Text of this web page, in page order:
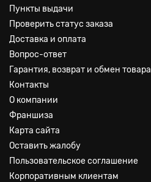
Пункты выдачи
Проверить статус заказа
Доставка и оплата
Вопрос-ответ
Гарантия, возврат и обмен товара
Контакты
О компании
Франшиза
Карта сайта
Оставить жалобу
Пользовательское соглашение
Корпоративным клиентам